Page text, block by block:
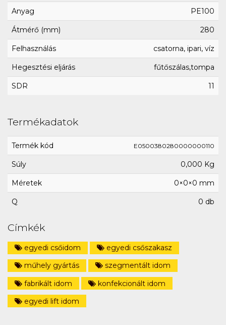
Anyag PE100
Átmérő (mm) 280
Felhasználás csatorna, ipari, víz
Hegesztési eljárás fűtőszálas,tompa
SDR 11
Termékadatok
Termék kód E0500380280000000110
Súly 0,000 Kg
Méretek 0×0×0 mm
Q 0 db
Címkék
egyedi csőidom
egyedi csőszakasz
műhely gyártás
szegmentált idom
fabrikált idom
konfekcionált idom
egyedi lift idom